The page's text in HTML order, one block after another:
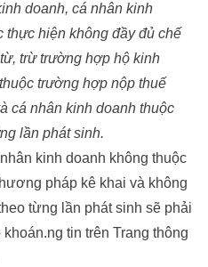
doanh, cá nhân kinh
thực hiện không đầy đủ chế
trừ trường hợp hộ kinh
trường hợp nộp thuế
cá nhân kinh doanh thuộc
lần phát sinh.
kinh doanh không thuộc
pháp kê khai và không
từng lần phát sinh sẽ phải
tin trên Trang thông